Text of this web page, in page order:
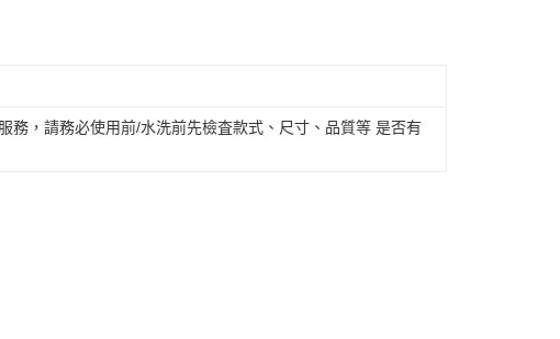
務，請務必使用前/水洗前先檢査款式、尺寸、品質等 是否有